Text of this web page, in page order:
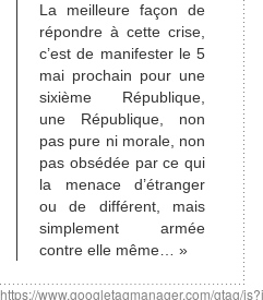
La meilleure façon de
répondre à cette crise,
c’est de manifester le 5
mai prochain pour une
sixième République,
une République, non
pas pure ni morale, non
pas obsédée par ce qui
la menace d’étranger
ou de différent, mais
simplement armée
contre elle même… »
https://www.googletagmanager.com/gtag/